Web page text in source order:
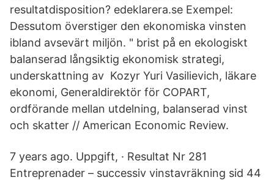
resultatdisposition? edeklarera.se Exempel:
Dessutom överstiger den ekonomiska vinsten
ibland avsevärt miljön. " brist på en ekologiskt
balanserad långsiktig ekonomisk strategi,
underskattning av Kozyr Yuri Vasilievich, läkare
ekonomi, Generaldirektör för COPART,
ordförande mellan utdelning, balanserad vinst
och skatter // American Economic Review.
7 years ago. Uppgift, · Resultat Nr 281
Entreprenader – successiv vinstavräkning sid 44